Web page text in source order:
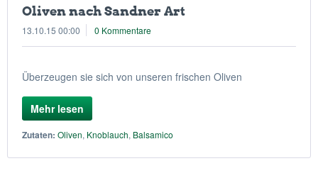
Oliven nach Sandner Art
13.10.15 00:00 0 Kommentare
Überzeugen sie sich von unseren frischen Oliven
Mehr lesen
Zutaten: Oliven, Knoblauch, Balsamico